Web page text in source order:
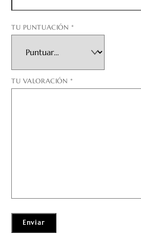
TU PUNTUACIÓN *
TU VALORACIÓN *